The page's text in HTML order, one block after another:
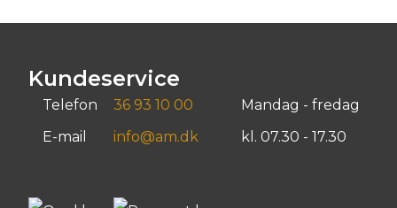
Kundeservice
Telefon
36 93 10 00
E-mail
info@am.dk
Mandag - fredag
kl. 07.30 - 17.30